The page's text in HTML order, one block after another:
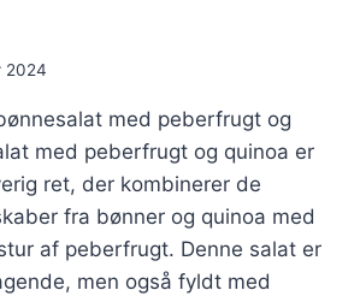
2024
med peberfrugt og
med peberfrugt og quinoa er
ret, der kombinerer de
fra bønner og quinoa med
af peberfrugt. Denne salat er
men også fyldt med